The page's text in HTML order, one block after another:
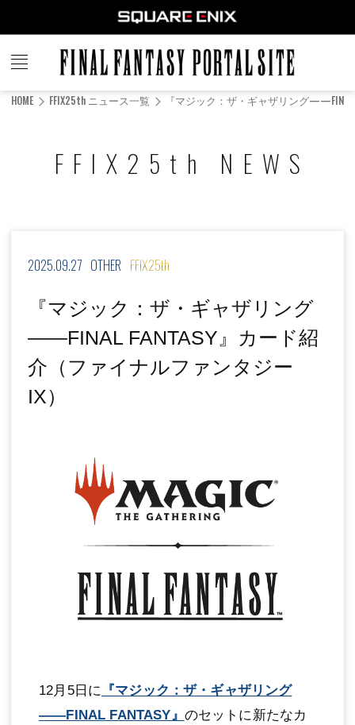
FINAL
FANTASY
HOME FFIX25th ニュース一覧 『マジック：ザ・ギャザリング
FFIX25th NEWS
OTHER FFIX25th
2025.09.27
『マジック：ザ・ギャザリング
——FINAL FANTASY』カード紹
介（ファイナルファンタジー
IX）
12月5日に 『マジック：ザ・ギャザリング
——FINAL FANTASY』 のセットに新たなカ